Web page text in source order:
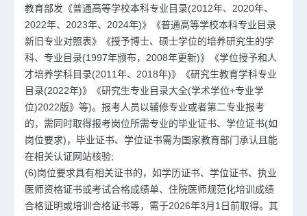
教育部发《普通高等学校本科专业目录(2012年、2020年、
2022年、2023年、2024年)》《普通高等学校本科专业目录
新旧专业对照表》《授予博士、硕士学位的培养研究生的学
科、专业目录(1997年颁布，2008年更新)》《学位授予和人
才培养学科目录(2011年、2018年)》《研究生教育学科专业
目录(2022年)》《研究生专业目录大全(学术学位+专业学
位)2022版》等)。报考人员以辅修专业或者第二专业报考
的，需同时取得报考岗位所需专业的毕业证书、学位证书(如
岗位要求)，毕业证书、学位证书需为国家教育部门承认且能
在相关认证网站核验;
(6)岗位要求具有相关证书的，如学历证书、学位证书、执业
医师资格证书或考试合格成绩单、住院医师规范化培训成绩
合格证明或培训合格证书等，需于2026年3月1日前取得。其